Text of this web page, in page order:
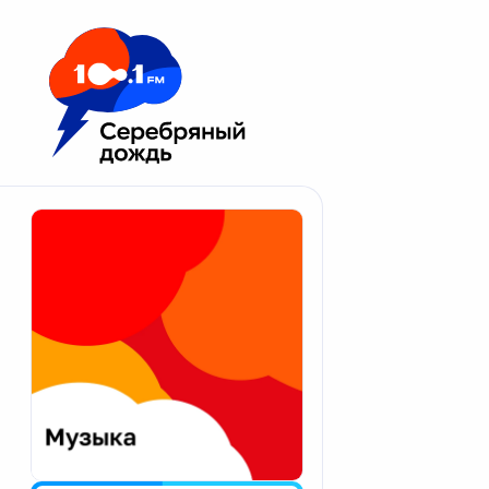
Москва 100.1 FM
Апатиты
Екатеринбург
Калининград
Калуга